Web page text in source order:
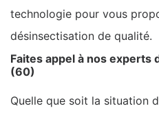
technologie pour vous
désinsectisation de qualité.
Faites appel à nos experts
(60)
Quelle que soit la situation